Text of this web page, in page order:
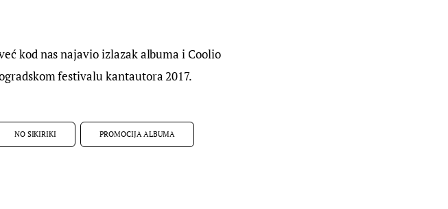
kod nas najavio izlazak albuma i Coolio
festivalu kantautora 2017.
NO SIKIRIKI PROMOCIJA ALBUMA